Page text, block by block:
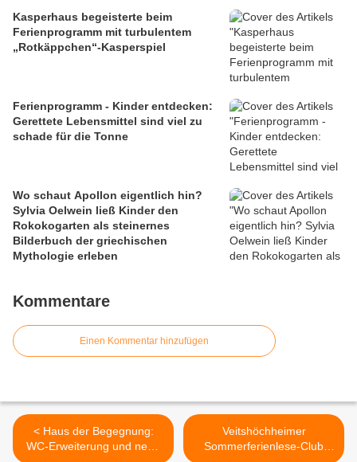
Kasperhaus begeisterte beim
Ferienprogramm mit turbulentem
„Rotkäppchen“-Kasperspiel
Ferienprogramm - Kinder entdecken:
Gerettete Lebensmittel sind viel zu
schade für die Tonne
Wo schaut Apollon eigentlich hin?
Sylvia Oelwein ließ Kinder den
Rokokogarten als steinernes
Bilderbuch der griechischen
Mythologie erleben
Kommentare
Einen Kommentar hinzufügen
< Haus der Begegnung:
WC-Erweiterung und neue
Veitshöchheimer
Sommerferienlese-Club